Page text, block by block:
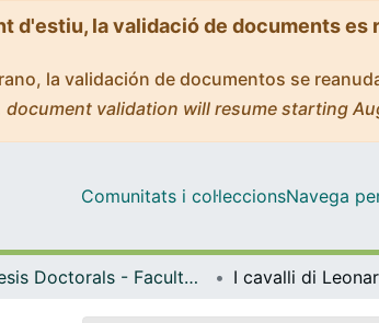
d'estiu, la validació de documents
la validación de documentos se
validation will resume starting
Comunitats i col·leccionsNavega
Tesis Doctorals - Facultat - Belles Arts